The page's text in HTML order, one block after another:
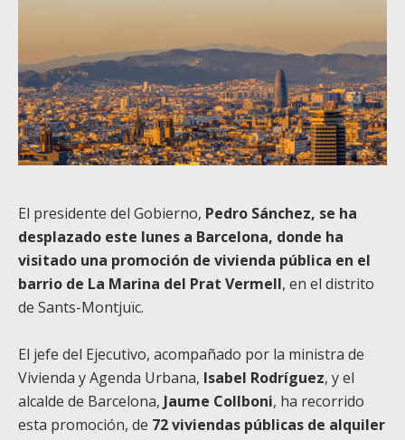
El presidente del Gobierno, Pedro Sánchez, se ha
desplazado este lunes a Barcelona, donde ha
visitado una promoción de vivienda pública en el
barrio de La Marina del Prat Vermell, en el distrito
de Sants-Montjuïc.
El jefe del Ejecutivo, acompañado por la ministra de
Vivienda y Agenda Urbana, Isabel Rodríguez, y el
alcalde de Barcelona, Jaume Collboni, ha recorrido
esta promoción, de 72 viviendas públicas de alquiler